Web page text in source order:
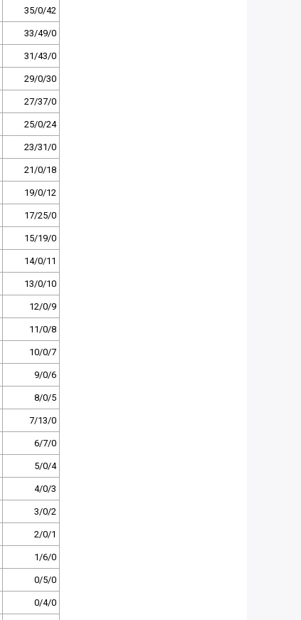
35/0/42
33/49/0
31/43/0
29/0/30
27/37/0
25/0/24
23/31/0
21/0/18
19/0/12
17/25/0
15/19/0
14/0/11
13/0/10
12/0/9
11/0/8
10/0/7
9/0/6
8/0/5
7/13/0
6/7/0
5/0/4
4/0/3
3/0/2
2/0/1
1/6/0
0/5/0
0/4/0